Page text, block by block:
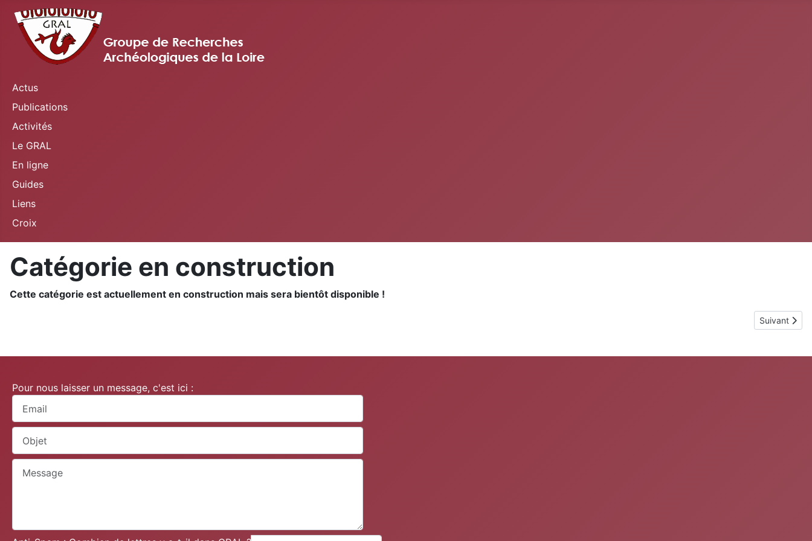
Actus
Publications
Activités
Le GRAL
En ligne
Guides
Liens
Croix
Catégorie en construction
Cette catégorie est actuellement en construction mais sera bientôt disponible !
Article
Suivant
Pour nous laisser un message, c'est ici :